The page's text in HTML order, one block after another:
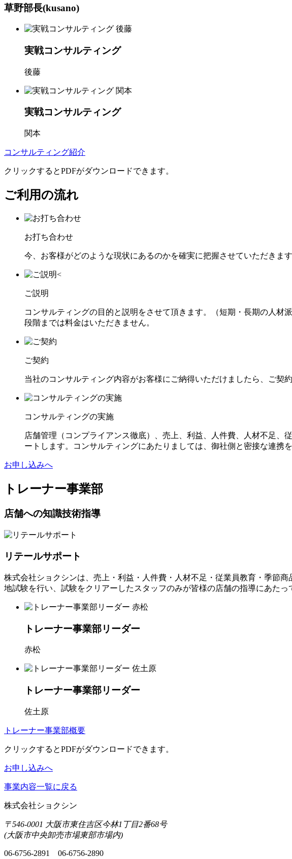
草野部長(kusano)
実戦コンサルティング
後藤
実戦コンサルティング
関本
コンサルティング紹介
クリックするとPDFがダウンロードできます。
ご利用の流れ
お打ち合わせ
今、お客様がどのような現状にあるのかを確実に把握させていただきま
ご説明
コンサルティングの目的と説明をさせて頂きます。（短期・長期の人
段階までは料金はいただきません。
ご契約
当社のコンサルティング内容がお客様にご納得いただけましたら、ご契
コンサルティングの実施
店舗管理（コンプライアンス徹底）、売上、利益、人件費、人材不足
ートします。コンサルティングにあたりましては、御社側と密接な連携
お申し込みへ
トレーナー事業部
店舗への知識技術指導
リテールサポート
株式会社ショクシンは、売上・利益・人件費・人材不足・従業員教育・季節
地試験を行い、試験をクリアーしたスタッフのみが皆様の店舗の指導にあたっ
トレーナー事業部リーダー
赤松
トレーナー事業部リーダー
佐土原
トレーナー事業部概要
クリックするとPDFがダウンロードできます。
お申し込みへ
事業内容一覧に戻る
株式会社ショクシン
〒546-0001 大阪市東住吉区今林1丁目2番68号
(大阪市中央卸売市場東部市場内)
06-6756-2891 06-6756-2890